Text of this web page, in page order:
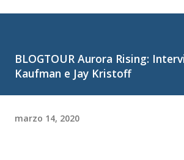
BLOGTOUR Aurora Rising:
Kaufman e Jay Kristoff
marzo 14, 2020